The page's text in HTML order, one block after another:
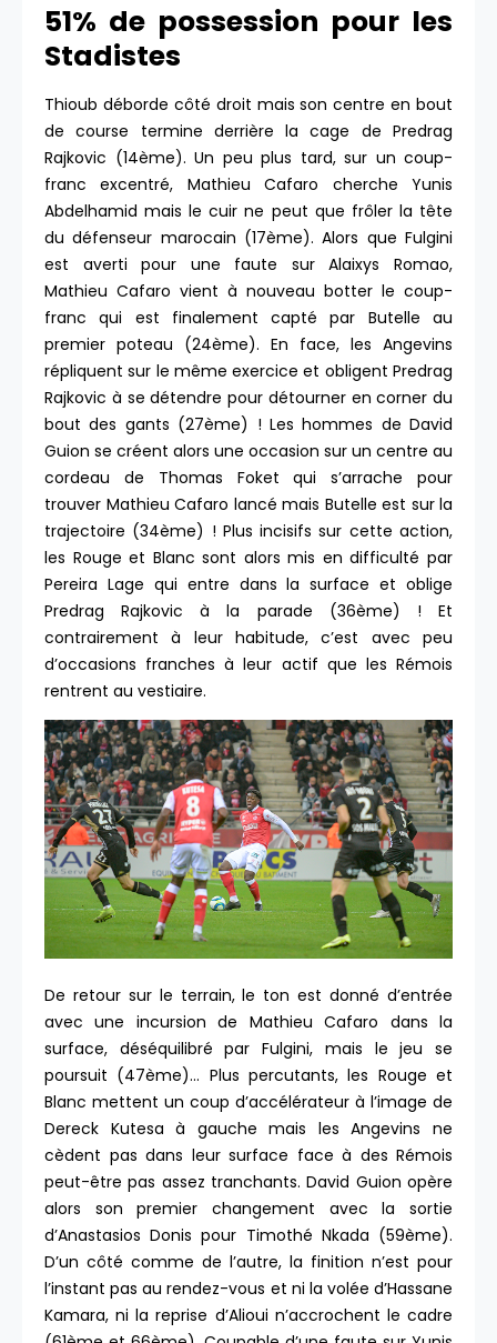
51% de possession pour les
Stadistes
Thioub déborde côté droit mais son centre en bout
de course termine derrière la cage de Predrag
Rajkovic (14ème). Un peu plus tard, sur un coup-
franc excentré, Mathieu Cafaro cherche Yunis
Abdelhamid mais le cuir ne peut que frôler la tête
du défenseur marocain (17ème). Alors que Fulgini
est averti pour une faute sur Alaixys Romao,
Mathieu Cafaro vient à nouveau botter le coup-
franc qui est finalement capté par Butelle au
premier poteau (24ème). En face, les Angevins
répliquent sur le même exercice et obligent Predrag
Rajkovic à se détendre pour détourner en corner du
bout des gants (27ème) ! Les hommes de David
Guion se créent alors une occasion sur un centre au
cordeau de Thomas Foket qui s’arrache pour
trouver Mathieu Cafaro lancé mais Butelle est sur la
trajectoire (34ème) ! Plus incisifs sur cette action,
les Rouge et Blanc sont alors mis en difficulté par
Pereira Lage qui entre dans la surface et oblige
Predrag Rajkovic à la parade (36ème) ! Et
contrairement à leur habitude, c’est avec peu
d’occasions franches à leur actif que les Rémois
rentrent au vestiaire.
De retour sur le terrain, le ton est donné d’entrée
avec une incursion de Mathieu Cafaro dans la
surface, déséquilibré par Fulgini, mais le jeu se
poursuit (47ème)… Plus percutants, les Rouge et
Blanc mettent un coup d’accélérateur à l’image de
Dereck Kutesa à gauche mais les Angevins ne
cèdent pas dans leur surface face à des Rémois
peut-être pas assez tranchants. David Guion opère
alors son premier changement avec la sortie
d’Anastasios Donis pour Timothé Nkada (59ème).
D’un côté comme de l’autre, la finition n’est pour
l’instant pas au rendez-vous et ni la volée d’Hassane
Kamara, ni la reprise d’Alioui n’accrochent le cadre